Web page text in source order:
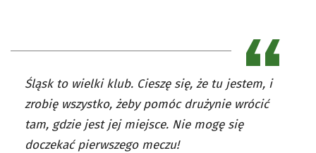
Śląsk to wielki klub. Cieszę się, że tu jestem, i
zrobię wszystko, żeby pomóc drużynie wrócić
tam, gdzie jest jej miejsce. Nie mogę się
doczekać pierwszego meczu!